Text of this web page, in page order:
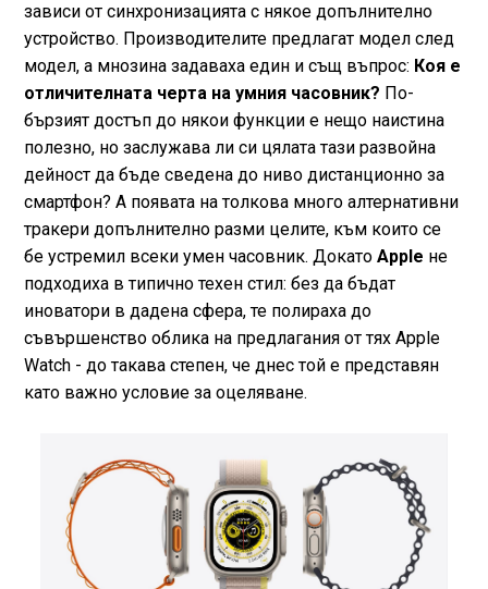
зависи от синхронизацията с някое допълнително
устройство. Производителите предлагат модел след
модел, а мнозина задаваха един и същ въпрос: Коя е
отличителната черта на умния часовник? По-
бързият достъп до някои функции е нещо наистина
полезно, но заслужава ли си цялата тази развойна
дейност да бъде сведена до ниво дистанционно за
смартфон? А появата на толкова много алтернативни
тракери допълнително разми целите, към които се
бе устремил всеки умен часовник. Докато Apple не
подходиха в типично техен стил: без да бъдат
иноватори в дадена сфера, те полираха до
съвършенство облика на предлагания от тях Apple
Watch - до такава степен, че днес той е представян
като важно условие за оцеляване.